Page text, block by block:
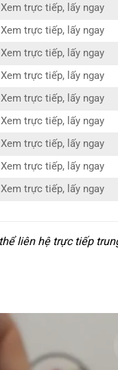
Xem trực tiếp, lấy ngay
Xem trực tiếp, lấy ngay
Xem trực tiếp, lấy ngay
Xem trực tiếp, lấy ngay
Xem trực tiếp, lấy ngay
Xem trực tiếp, lấy ngay
Xem trực tiếp, lấy ngay
Xem trực tiếp, lấy ngay
Xem trực tiếp, lấy ngay
liên hệ trực tiếp